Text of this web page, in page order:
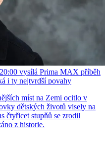
vysílá Prima MAX příběh
i ty nejtvrdší povahy
míst na Zemi ocitlo v
dětských životů visely na
čtyřicet stupňů se zrodil
z historie.